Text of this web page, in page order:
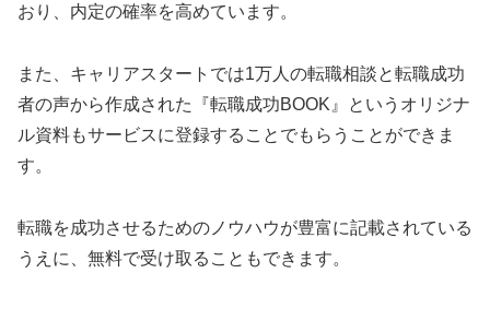
おり、内定の確率を高めています。
また、キャリアスタートでは1万人の転職相談と転職成功
者の声から作成された『転職成功BOOK』というオリジナ
ル資料もサービスに登録することでもらうことができま
す。
転職を成功させるためのノウハウが豊富に記載されている
うえに、無料で受け取ることもできます。